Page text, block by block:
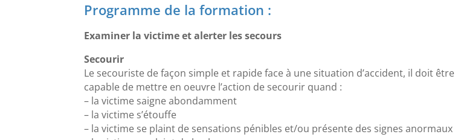
Programme de la formation :
Examiner la victime et alerter les secours
Secourir
Le secouriste de façon simple et rapide face à une situation d’accident, il doit être
capable de mettre en oeuvre l’action de secourir quand :
– la victime saigne abondamment
– la victime s’étouffe
– la victime se plaint de sensations pénibles et/ou présente des signes anormaux